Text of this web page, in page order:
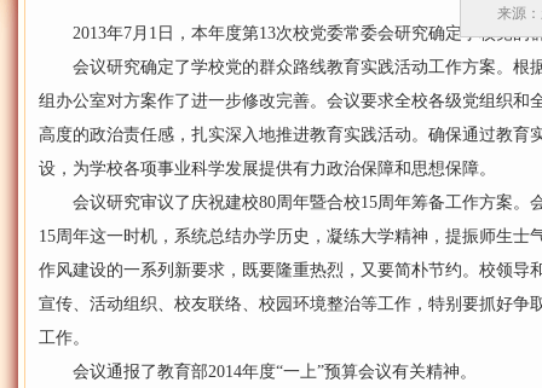
来源
2013年7月1日，本年度第13次校党委常委会研究确定学校党的
会议研究确定了学校党的群众路线教育实践活动工作方案。根
组办公室对方案作了进一步修改完善。会议要求全校各级党组织和
高度的政治责任感，扎实深入地推进教育实践活动。确保通过教育
设，为学校各项事业科学发展提供有力政治保障和思想保障。
会议研究审议了庆祝建校80周年暨合校15周年筹备工作方案。
15周年这一时机，系统总结办学历史，凝练大学精神，提振师生
作风建设的一系列新要求，既要隆重热烈，又要简朴节约。校领导
宣传、活动组织、校友联络、校园环境整治等工作，特别要抓好争
工作。
会议通报了教育部2014年度“一上”预算会议有关精神。